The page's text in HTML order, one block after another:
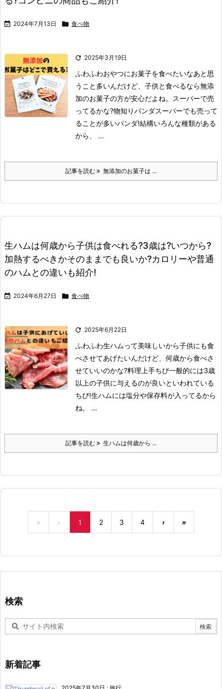
 2024年7月13日  食べ物
 2025年3月19日
ふわふわおやつにお菓子を食べたいなあと思
うこと多いんだけど、子供と食べるなら無添
加のお菓子の方が安心だよね。スーパーで売
ってるかな?物知りパンダスーパーでも売って
ることが多いパンダ!結構いろんな種類がある
から、 ...
記事を読む 無添加のお菓子は ...
生ハムは何歳から子供は食べれる?3歳は?いつから?
加熱するべきかそのままでも良いか?カロリーや普通
のハムとの違いも紹介!
 2024年6月27日  食べ物
 2025年6月22日
ふわふわ生ハムって美味しいから子供にも食
べさせてあげたいんだけど、何歳から食べさ
せていいのかな?料理上手ちび一般的には3歳
以上の子供に与えるのが良いといわれている
ちび!生ハムには塩分や保存料が入ってるから
ね。 ...
記事を読む 生ハムは何歳から ...
« ‹ 1 2 3 4 › »
検索
新着記事